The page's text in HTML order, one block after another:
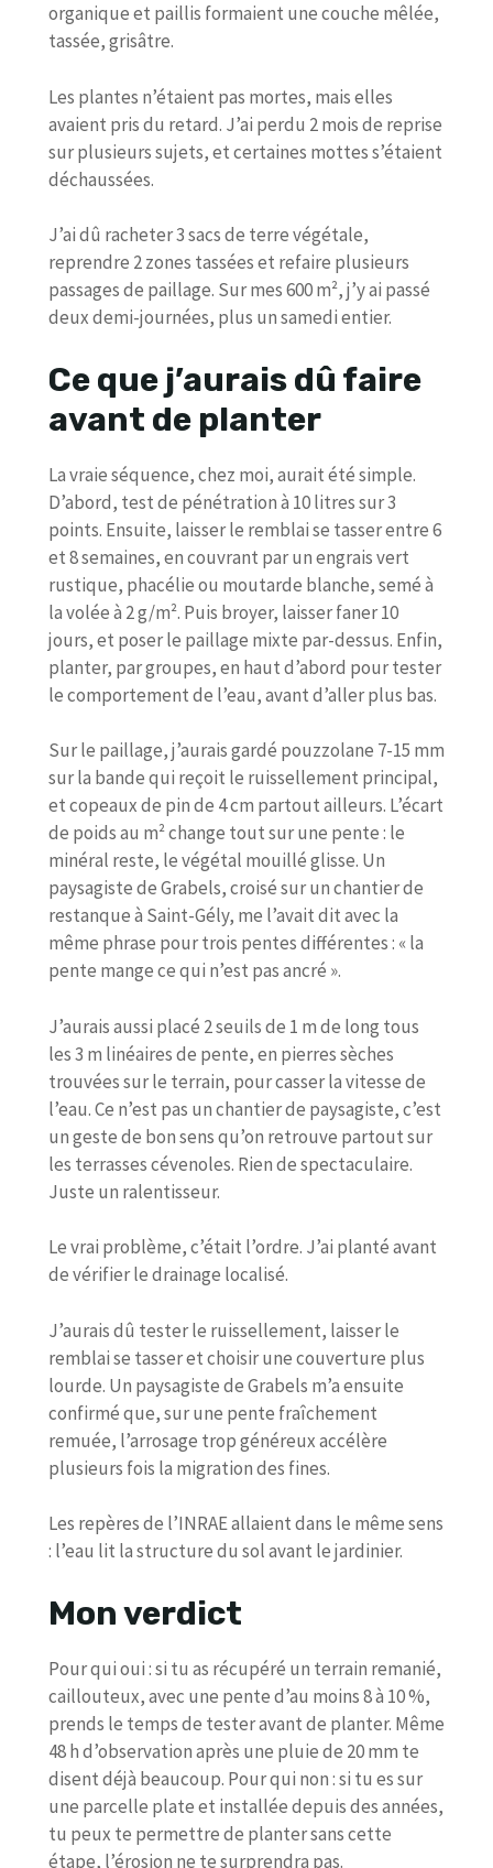
organique et paillis formaient une couche mêlée,
tassée, grisâtre.
Les plantes n’étaient pas mortes, mais elles
avaient pris du retard. J’ai perdu 2 mois de reprise
sur plusieurs sujets, et certaines mottes s’étaient
déchaussées.
J’ai dû racheter 3 sacs de terre végétale,
reprendre 2 zones tassées et refaire plusieurs
passages de paillage. Sur mes 600 m², j’y ai passé
deux demi-journées, plus un samedi entier.
Ce que j’aurais dû faire
avant de planter
La vraie séquence, chez moi, aurait été simple.
D’abord, test de pénétration à 10 litres sur 3
points. Ensuite, laisser le remblai se tasser entre 6
et 8 semaines, en couvrant par un engrais vert
rustique, phacélie ou moutarde blanche, semé à
la volée à 2 g/m². Puis broyer, laisser faner 10
jours, et poser le paillage mixte par-dessus. Enfin,
planter, par groupes, en haut d’abord pour tester
le comportement de l’eau, avant d’aller plus bas.
Sur le paillage, j’aurais gardé pouzzolane 7-15 mm
sur la bande qui reçoit le ruissellement principal,
et copeaux de pin de 4 cm partout ailleurs. L’écart
de poids au m² change tout sur une pente : le
minéral reste, le végétal mouillé glisse. Un
paysagiste de Grabels, croisé sur un chantier de
restanque à Saint-Gély, me l’avait dit avec la
même phrase pour trois pentes différentes : « la
pente mange ce qui n’est pas ancré ».
J’aurais aussi placé 2 seuils de 1 m de long tous
les 3 m linéaires de pente, en pierres sèches
trouvées sur le terrain, pour casser la vitesse de
l’eau. Ce n’est pas un chantier de paysagiste, c’est
un geste de bon sens qu’on retrouve partout sur
les terrasses cévenoles. Rien de spectaculaire.
Juste un ralentisseur.
Le vrai problème, c’était l’ordre. J’ai planté avant
de vérifier le drainage localisé.
J’aurais dû tester le ruissellement, laisser le
remblai se tasser et choisir une couverture plus
lourde. Un paysagiste de Grabels m’a ensuite
confirmé que, sur une pente fraîchement
remuée, l’arrosage trop généreux accélère
plusieurs fois la migration des fines.
Les repères de l’INRAE allaient dans le même sens
: l’eau lit la structure du sol avant le jardinier.
Mon verdict
Pour qui oui : si tu as récupéré un terrain remanié,
caillouteux, avec une pente d’au moins 8 à 10 %,
prends le temps de tester avant de planter. Même
48 h d’observation après une pluie de 20 mm te
disent déjà beaucoup. Pour qui non : si tu es sur
une parcelle plate et installée depuis des années,
tu peux te permettre de planter sans cette
étape, l’érosion ne te surprendra pas.